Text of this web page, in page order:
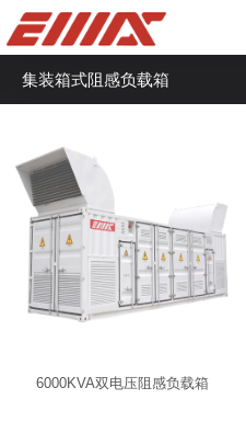
集装箱式阻感负载箱
集装箱式阻感负载箱
集装箱式中压负载箱
集装箱式直流高压负载
6000KVA双电压阻感负载箱